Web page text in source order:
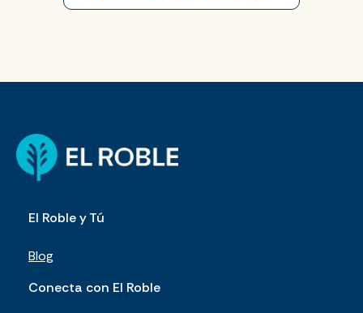
El Roble y Tú
Blog
Conecta con El Roble